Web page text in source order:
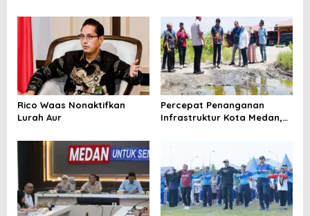
Dievaluasi
Rico Waas Nonaktifkan
Lurah Aur
Percepat Penanganan
Infrastruktur Kota Medan,